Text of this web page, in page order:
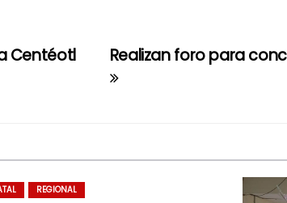
Realizan foro para
Centéotl
REGIONAL